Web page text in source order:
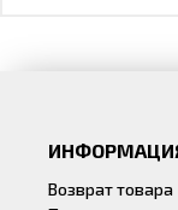
Возврат товара